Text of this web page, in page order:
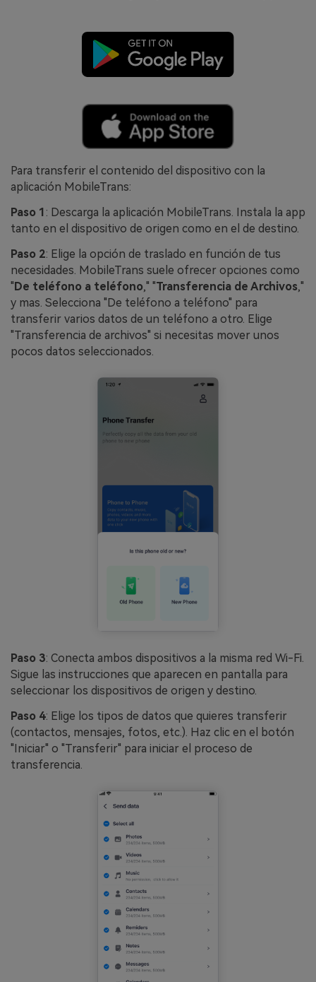
Para transferir el contenido del dispositivo con la
aplicación MobileTrans:
Paso 1 : Descarga la aplicación MobileTrans. Instala la app
tanto en el dispositivo de origen como en el de destino.
Paso 2: Elige la opción de traslado en función de tus
necesidades. MobileTrans suele ofrecer opciones como
"De teléfono a teléfono," "Transferencia de Archivos,"
y mas. Selecciona "De teléfono a teléfono" para
transferir varios datos de un teléfono a otro. Elige
"Transferencia de archivos" si necesitas mover unos
pocos datos seleccionados.
Paso 3: Conecta ambos dispositivos a la misma red Wi-Fi.
Sigue las instrucciones que aparecen en pantalla para
seleccionar los dispositivos de origen y destino.
Paso 4: Elige los tipos de datos que quieres transferir
(contactos, mensajes, fotos, etc.). Haz clic en el botón
"Iniciar" o "Transferir" para iniciar el proceso de
transferencia.